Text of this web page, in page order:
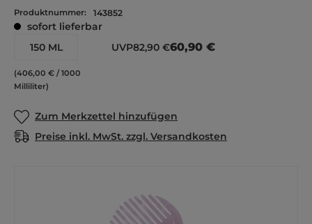
Produktnummer: 143852
sofort lieferbar
150 ML
(406,00 € / 1000
Milliliter)
UVP82,90 €60,90 €
Zum Merkzettel hinzufügen
Preise inkl. MwSt. zzgl. Versandkosten